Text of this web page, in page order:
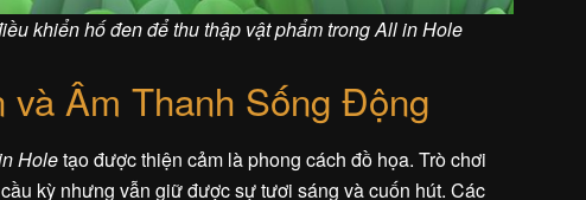
khiển hố đen để thu thập vật phẩm trong All in Hole
Âm Thanh Sống Động
Holetạo được thiện cảm là phong cách đồ họa. Trò chơi
kỳ nhưng vẫn giữ được sự tươi sáng và cuốn hút. Các